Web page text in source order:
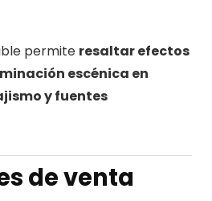
permite resaltar efectos
escénica en
y fuentes
de venta